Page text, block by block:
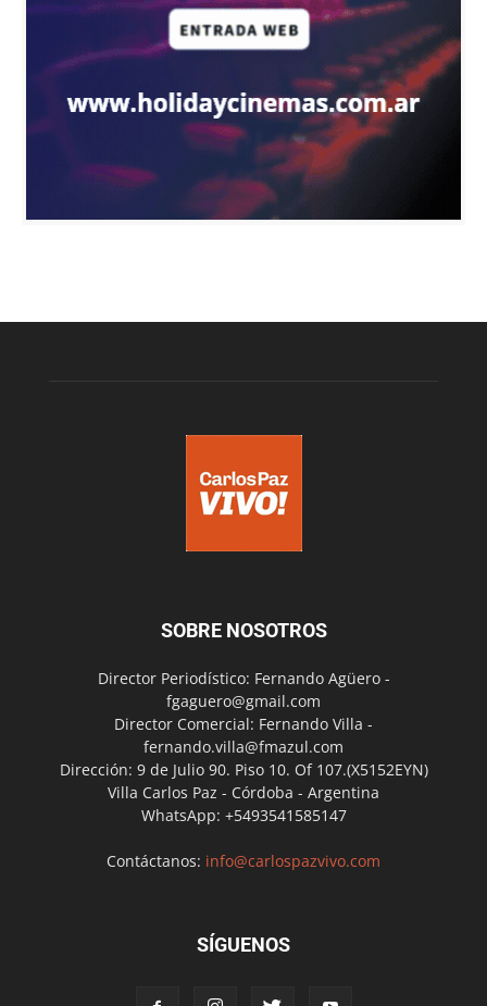
SOBRE NOSOTROS
Director Periodístico: Fernando Agüero -
fgaguero@gmail.com
Director Comercial: Fernando Villa -
fernando.villa@fmazul.com
Dirección: 9 de Julio 90. Piso 10. Of 107.(X5152EYN)
Villa Carlos Paz - Córdoba - Argentina
WhatsApp: +5493541585147
Contáctanos: info@carlospazvivo.com
SÍGUENOS